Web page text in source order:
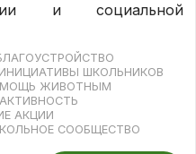
и социальной
ИНИЦИАТИВЫ ШКОЛЬНИКОВ
ЖИВОТНЫМ
АКЦИИ
СООБЩЕСТВО